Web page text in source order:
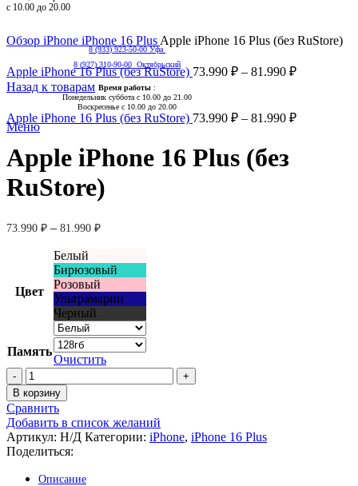
с 10.00 до 20.00
8 (933) 923-50-00 Уфа
8 (927) 310-90-00 Октябрьский
Время работы :
Понедельник суббота с 10.00 до 21.00
Воскресенье с 10.00 до 20.00
Меню
Обзор iPhone iPhone 16 Plus Apple iPhone 16 Plus (без RuStore)
Apple iPhone 16 Plus (без RuStore) 73.990 ₽ – 81.990 ₽
Назад к товарам
Apple iPhone 16 Plus (без RuStore) 73.990 ₽ – 81.990 ₽
Apple iPhone 16 Plus (без
RuStore)
73.990 ₽ – 81.990 ₽
Цвет
Белый
Бирюзовый
Розовый
Ультрамарин
Черный
Память
Очистить
Количество
товара
Apple
iPhone
16
Plus
(без
RuStore)
В корзину
Сравнить
Добавить в список желаний
Артикул: Н/Д Категории: iPhone, iPhone 16 Plus
Поделиться:
Описание